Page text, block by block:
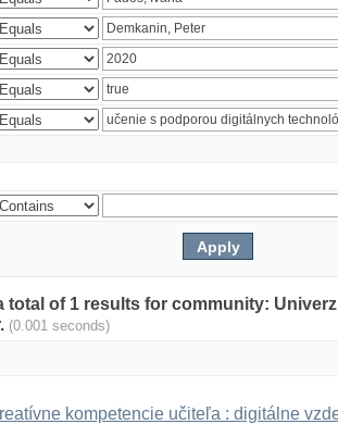
total of 1 results for community:
(0.001 seconds)
kompetencie učiteľa : digitálne